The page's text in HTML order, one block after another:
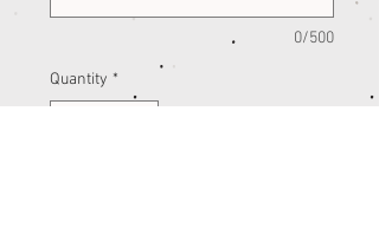
0/500
Quantity *